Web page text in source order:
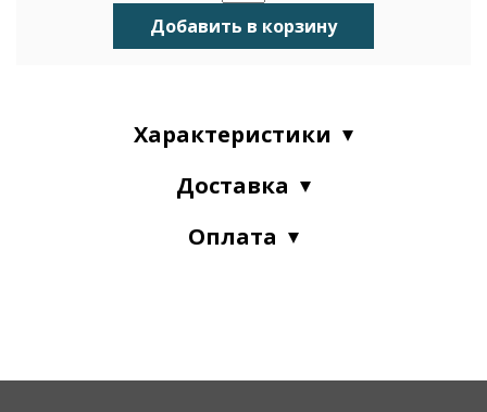
Добавить в корзину
Характеристики
Доставка
Оплата